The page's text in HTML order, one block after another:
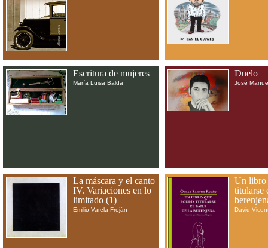
Escritura de mujeres
María Luisa Balda
Duelo
José
La máscara y el canto
IV. Variaciones en lo
limitado (1)
Emilio Varela Froján
Un libro
titularse
David